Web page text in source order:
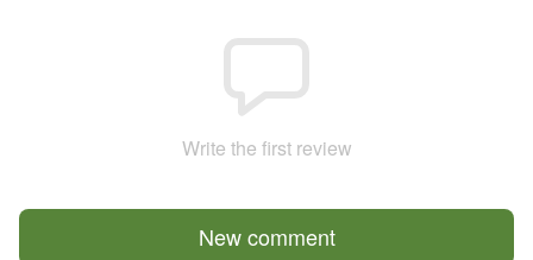
Write the first review
New comment